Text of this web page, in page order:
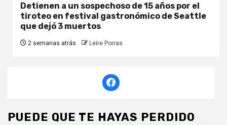
Detienen a un sospechoso de 15 años por el
tiroteo en festival gastronómico de Seattle
que dejó 3 muertos
2 semanas atrás Leire Porras
PUEDE QUE TE HAYAS PERDIDO